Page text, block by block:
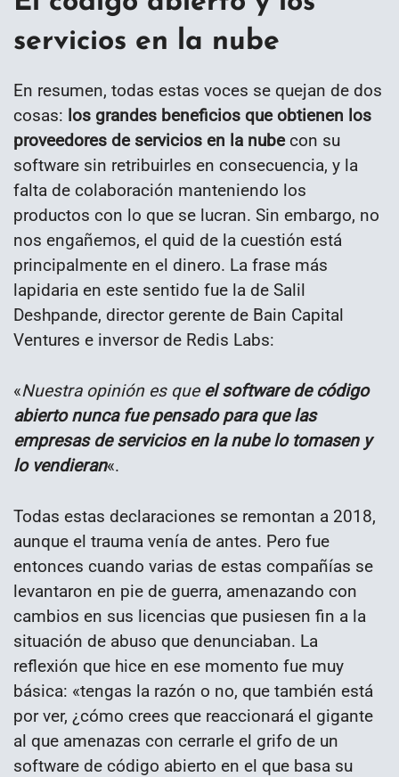
servicios en la nube
En resumen, todas estas voces se quejan de dos
cosas: los grandes beneficios que obtienen los
proveedores de servicios en la nubecon su
software sin retribuirles en consecuencia, y la
falta de colaboración manteniendo los
productos con lo que se lucran. Sin embargo, no
nos engañemos, el quid de la cuestión está
principalmente en el dinero. La frase más
lapidaria en este sentido fue la de Salil
Deshpande, director gerente de Bain Capital
Ventures e inversor de Redis Labs:
«Nuestra opinión es que el software de código
abierto nunca fue pensado para que las
empresas de servicios en la nube lo tomasen y
lo vendieran«.
Todas estas declaraciones se remontan a 2018,
aunque el trauma venía de antes. Pero fue
entonces cuando varias de estas compañías se
levantaron en pie de guerra, amenazando con
cambios en sus licencias que pusiesen fin a la
situación de abuso que denunciaban. La
reflexión que hice en ese momento fue muy
básica: «tengas la razón o no, que también está
por ver, ¿cómo crees que reaccionará el gigante
al que amenazas con cerrarle el grifo de un
software de código abierto en el que basa su